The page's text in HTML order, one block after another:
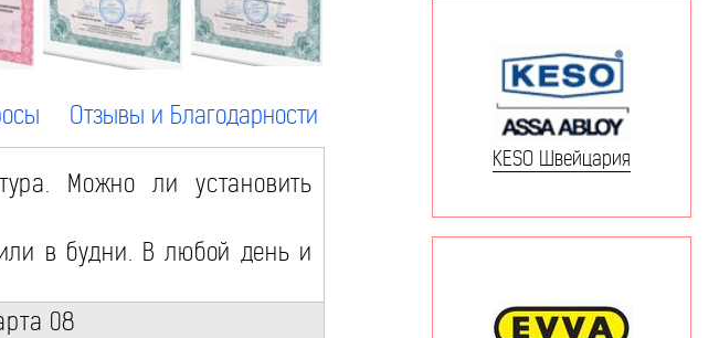
Отзывы и Благодарности
Можно ли установить
в будни. В любой день и
08
KESO Швейцария